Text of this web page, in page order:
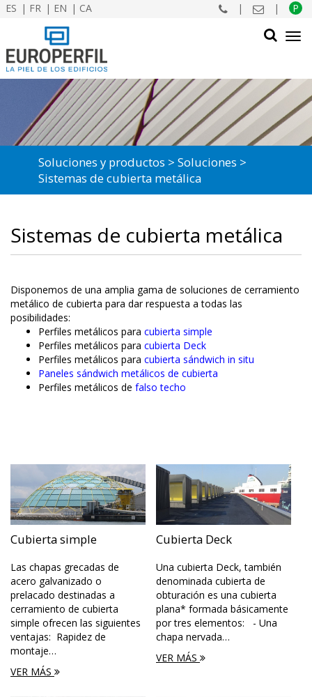
ES FR EN CA | | P
BUSCAR
Soluciones y productos
Soluciones
Sistemas de cubierta metálica
Sistemas de cubierta metálica
Disponemos de una amplia gama de soluciones de cerramiento
metálico de cubierta para dar respuesta a todas las
posibilidades:
Perfiles metálicos para cubierta simple
Perfiles metálicos para cubierta Deck
Perfiles metálicos para cubierta sándwich in situ
Paneles sándwich metálicos de cubierta
Perfiles metálicos de falso techo
Cubierta simple
Las chapas grecadas de
acero galvanizado o
prelacado destinadas a
cerramiento de cubierta
simple ofrecen las siguientes
ventajas: Rapidez de
montaje…
VER MÁS
Cubierta Deck
Una cubierta Deck, también
denominada cubierta de
obturación es una cubierta
plana* formada básicamente
por tres elementos: - Una
chapa nervada…
VER MÁS